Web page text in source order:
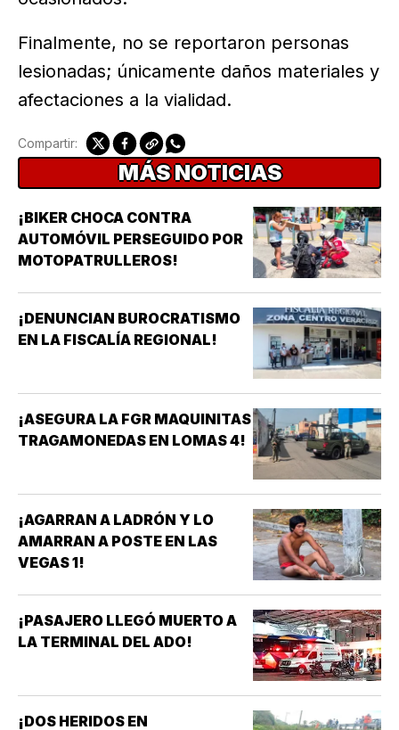
Finalmente, no se reportaron personas
lesionadas; únicamente daños materiales y
afectaciones a la vialidad.
Compartir:
MÁS NOTICIAS
¡BIKER CHOCA CONTRA
AUTOMÓVIL PERSEGUIDO POR
MOTOPATRULLEROS!
¡DENUNCIAN BUROCRATISMO
EN LA FISCALÍA REGIONAL!
¡ASEGURA LA FGR MAQUINITAS
TRAGAMONEDAS EN LOMAS 4!
¡AGARRAN A LADRÓN Y LO
AMARRAN A POSTE EN LAS
VEGAS 1!
¡PASAJERO LLEGÓ MUERTO A
LA TERMINAL DEL ADO!
¡DOS HERIDOS EN